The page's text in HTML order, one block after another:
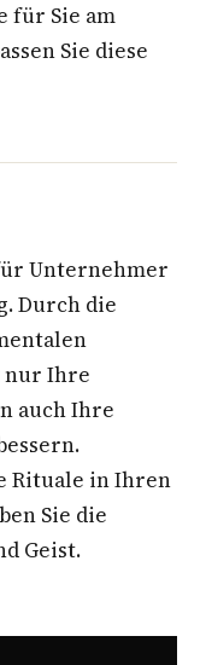
für Sie am
Sie diese
Unternehmer
Durch die
nur Ihre
auch Ihre
Rituale in Ihren
Sie die
Geist.